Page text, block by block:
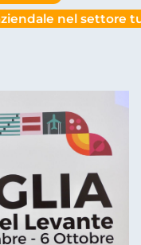
nel settore